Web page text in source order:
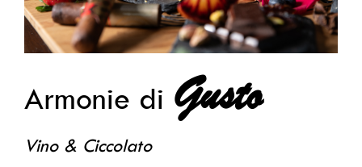
Armonie di Gusto
Vino & Ciccolato